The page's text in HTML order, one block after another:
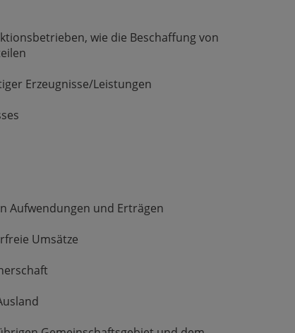
wie die Beschaffung von
Erzeugnisse/Leistungen
Aufwendungen und Erträgen
Umsätze